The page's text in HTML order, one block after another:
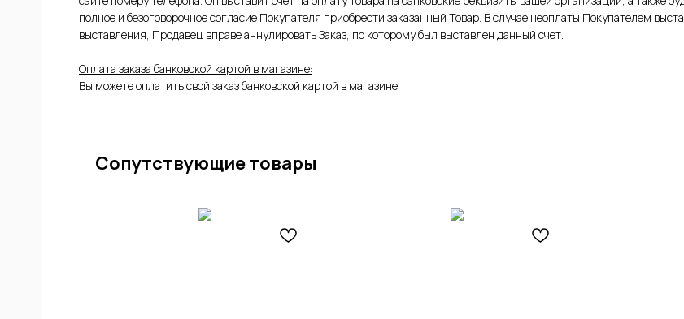
полное и безоговорочное согласие Покупателя приобрести заказанный Товар. В случае неоплаты Покупателем
выставления, Продавец вправе аннулировать Заказ, по которому был выставлен данный счет.
Оплата заказа банковской картой в магазине:
Вы можете оплатить свой заказ банковской картой в магазине.
Сопутствующие товары